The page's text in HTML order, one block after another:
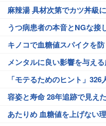
麻辣湯 具材次第でカツ丼級に
うつ病患者の本音とNGな接
キノコで血糖値スパイクを防
メンタルに良い影響を与え
「モテるためのヒント」326
容姿と寿命 28年追跡で見え
あたりめ 血糖値を上げない